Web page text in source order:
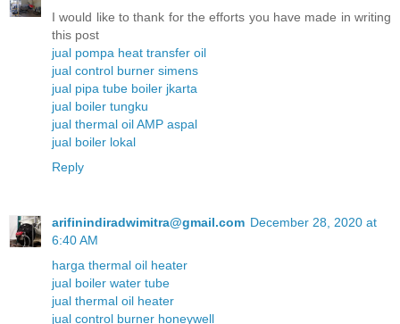
I would like to thank for the efforts you have made in writing
this post
jual pompa heat transfer oil
jual control burner simens
jual pipa tube boiler jkarta
jual boiler tungku
jual thermal oil AMP aspal
jual boiler lokal
Reply
arifinindiradwimitra@gmail.com December 28, 2020 at
6:40 AM
harga thermal oil heater
jual boiler water tube
jual thermal oil heater
jual control burner honeywell